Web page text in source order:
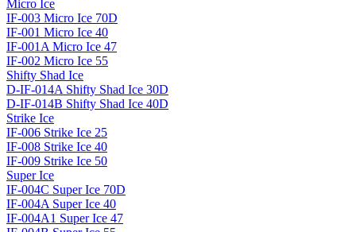
Micro Ice
IF-003 Micro Ice 70D
IF-001 Micro Ice 40
IF-001A Micro Ice 47
IF-002 Micro Ice 55
Shifty Shad Ice
D-IF-014A Shifty Shad Ice 30D
D-IF-014B Shifty Shad Ice 40D
Strike Ice
IF-006 Strike Ice 25
IF-008 Strike Ice 40
IF-009 Strike Ice 50
Super Ice
IF-004C Super Ice 70D
IF-004A Super Ice 40
IF-004A1 Super Ice 47